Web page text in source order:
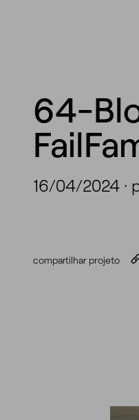
64-
16/04/2024 ·
compartilhar projeto